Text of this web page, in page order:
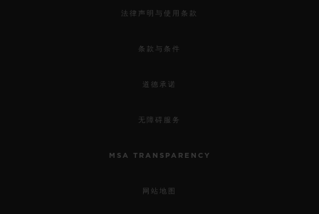
法律声明与使用条款
条款与条件
道德承诺
无障碍服务
MSA TRANSPARENCY
网站地图